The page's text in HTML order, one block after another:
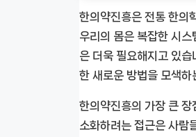
한의약진흥은 전통 한의
우리의 몸은 복잡한 시
은 더욱 필요해지고 있
한 새로운 방법을 모색하
한의약진흥의 가장 큰 장
소화하려는 접근은 사람